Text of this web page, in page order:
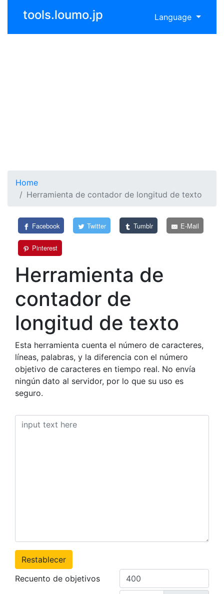
tools.loumo.jp Language
Home
Herramienta de contador de longitud de texto
Facebook Twitter Tumblr E-Mail
Pinterest
Herramienta de
contador de
longitud de texto
Esta herramienta cuenta el número de caracteres,
líneas, palabras, y la diferencia con el número
objetivo de caracteres en tiempo real. No envía
ningún dato al servidor, por lo que su uso es
seguro.
Restablecer
Recuento de objetivos